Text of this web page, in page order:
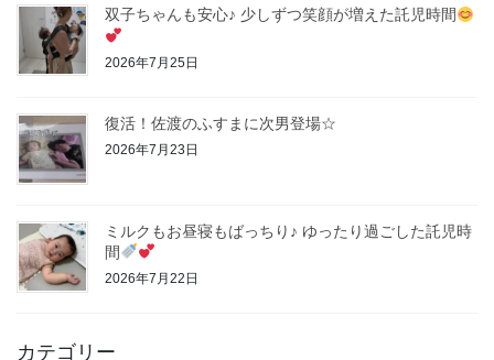
双子ちゃんも安心♪ 少しずつ笑顔が増えた託児時間
2026年7月25日
復活！佐渡のふすまに次男登場☆
2026年7月23日
ミルクもお昼寝もばっちり♪ ゆったり過ごした託児時
間
2026年7月22日
カテゴリー